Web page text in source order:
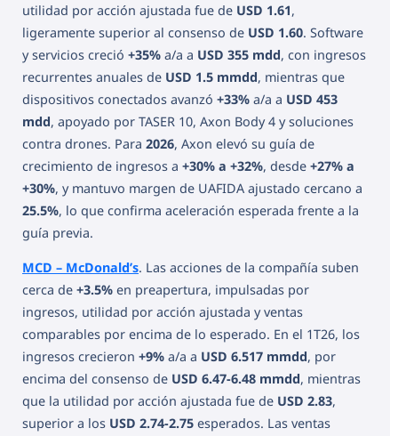
utilidad por acción ajustada fue de USD 1.61,
ligeramente superior al consenso de USD 1.60. Software
y servicios creció +35% a/a a USD 355 mdd, con ingresos
recurrentes anuales de USD 1.5 mmdd, mientras que
dispositivos conectados avanzó +33% a/a a USD 453
mdd, apoyado por TASER 10, Axon Body 4 y soluciones
contra drones. Para 2026, Axon elevó su guía de
crecimiento de ingresos a +30% a +32%, desde +27% a
+30%, y mantuvo margen de UAFIDA ajustado cercano a
25.5%, lo que confirma aceleración esperada frente a la
guía previa.
MCD – McDonald’s. Las acciones de la compañía suben
cerca de +3.5% en preapertura, impulsadas por
ingresos, utilidad por acción ajustada y ventas
comparables por encima de lo esperado. En el 1T26, los
ingresos crecieron +9% a/a a USD 6.517 mmdd, por
encima del consenso de USD 6.47-6.48 mmdd, mientras
que la utilidad por acción ajustada fue de USD 2.83,
superior a los USD 2.74-2.75 esperados. Las ventas